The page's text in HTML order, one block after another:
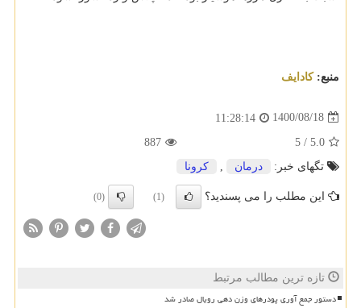
منبع:كادایف
1400/08/18
11:28:14
5.0
/
5
887
تگهای خبر:
درمان كرونا
این مطلب را می پسندید؟ (1)
(0)
تازه ترین مطالب مرتبط
دستور جمع آوری پودرهای وزن دهی رویال صادر شد